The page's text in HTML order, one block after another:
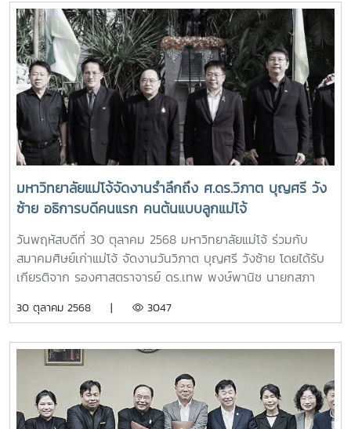
AI ที่ช่วยขับเคลื่อนงานสู่อนาคตอัจฉริยะ” และ“ทำงานฉลาดขึ้น
ด้วย AI” เพื่อให้ผู้เข้ารับการอบรมได้มีความเข้าใจเกี่ยวกับ
บทบาทของ AI ในการพัฒนาองค์กรและปรับปรุงกระบวนการ
ทำงาน ส่งเสริมการแลกเปลี่ยนความรู้ พัฒนาทักษะและความ
สามารถของบุคลากร โดยปัญญาประดิษฐ์ (AI) มีบทบาทสำคัญ
อย่างยิ่งต่อการเปลี่ยนแปลงรูปแบบการทำงานขององค์กรในทุก
ภาคส่วน การนำ AI มาประยุกต์ใช้จะช่วยเพิ่มประสิทธิภาพ ลดขั้น
ตอนที่ซ้ำซ้อน ยกระดับคุณภาพการให้บริการ และช่วยให้การ
ทำงานมีความแม่นยำและมีความรวดเร็วยิ่งขึ้น รวมถึงกระทรวง
อว.ออกแนวปฏิบัติใหม่เกี่ยวกับการสอนด้านปัญญาประดิษฐ์ (AI)
ในระดับอุดมศึกษา พ.ศ. 2568 เพื่อยกระดับการพัฒนากำลังคน
ด้าน AI ตามนโยบายดิจิทัลของประเทศ พัฒนาแพลตฟอร์มการ
เรียนรู้ด้าน AI และนำไปประยุกต์ใช้ในกระบวนการทำงานใน
องค์กรหน่วยงานภาครัฐและเอกชน
เป็นแพลตฟอร์มที่ช่วยสนับสนุนให้มหาวิทยาลัยไทยสามารถ
พัฒนากลไกการใช้ประโยชน์ผลงานวิจัยและทรัพย์สินทางปัญญา
(IP) ผ่านการสร้าง spin-off ที่มีศักยภาพในการเติบโตเป็น
regional startup รวมทั้งเป็นการสร้างเครือข่ายการแลกเปลี่ยน
แนวปฏิบัติร่วมกันระหว่างมหาวิทยาลัยในโปรแกรม เสริมสร้าง
ระบบนิเวศนวัตกรรมเชิงพาณิชย์อย่างยั่งยืน ภาพ : งานประสาน
งาน (กรุงเทพฯ) กองกลาง
มหาวิทยาลัยแม่โจ้จัดงานรำลึกถึง ศ.ดร.วิภาต บุญศรี วัง
ซ้าย อธิการบดีคนแรก คนต้นแบบลูกแม่โจ้
วันพฤหัสบดีที่ 30 ตุลาคม 2568 มหาวิทยาลัยแม่โจ้ ร่วมกับ
สมาคมศิษย์เก่าแม่โจ้ จัดงานวันวิภาต บุญศรี วังซ้าย โดยได้รับ
เกียรติจาก รองศาสตราจารย์ ดร.เทพ พงษ์พานิช นายกสภา
ศาสตราจารย์ ดร.วีระพล ทองมา อธิการบดี นำทีมคณะผู้บริหาร
สดุดี วางพวงมาลา เพื่อแสดงความกตัญญูกตเวที รำลึกถึงคุณ
ความดีของ ศาสตราจารย์ ดร.วิภาต บุญศรี วังซ้าย อธิการบดี
คนแรกของแม่โจ้ ณ ณ ลานอนุสาวรีย์ศาสตราจารย์ ดร.วิภาต
บุญศรี วังซ้าย สำนักหอสมุด มหาวิทยาลัยแม่โจ้ศาสตราจารย์
30 ตุลาคม 2568 | 3047